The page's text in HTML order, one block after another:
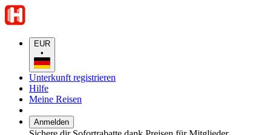
EUR
•
Unterkunft registrieren
Hilfe
Meine Reisen
Anmelden